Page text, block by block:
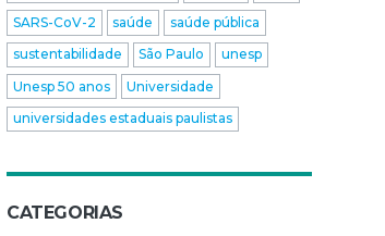
SARS-CoV-2
saúde
saúde pública
sustentabilidade
São Paulo
unesp
Unesp 50 anos
Universidade
universidades estaduais paulistas
CATEGORIAS